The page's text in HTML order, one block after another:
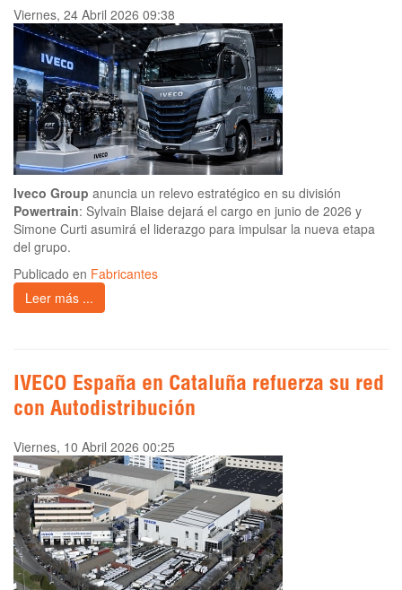
Viernes, 24 Abril 2026 09:38
Iveco Group anuncia un relevo estratégico en su división
Powertrain: Sylvain Blaise dejará el cargo en junio de 2026 y
Simone Curti asumirá el liderazgo para impulsar la nueva etapa
del grupo.
Publicado en Fabricantes
Leer más ...
IVECO España en Cataluña refuerza su red
con Autodistribución
Viernes, 10 Abril 2026 00:25